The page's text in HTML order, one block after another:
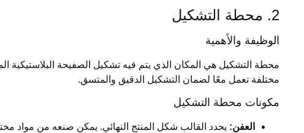
2. محطة التشكيل
الوظيفة والأهمية
محطة التشكيل هي المكان الذي يتم فيه تشكيل الصفيحة
مختلفة تعمل معًا لضمان التشكيل الدقيق والمتسق.
مكونات محطة التشكيل
العفن: يحدد القالب شكل المنتج النهائي. يمكن صنعه من مواد